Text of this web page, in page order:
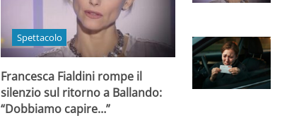
Spettacolo
Francesca Fialdini rompe il
silenzio sul ritorno a Ballando:
“Dobbiamo capire…”